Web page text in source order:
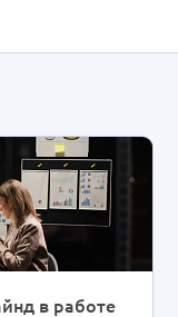
в работе